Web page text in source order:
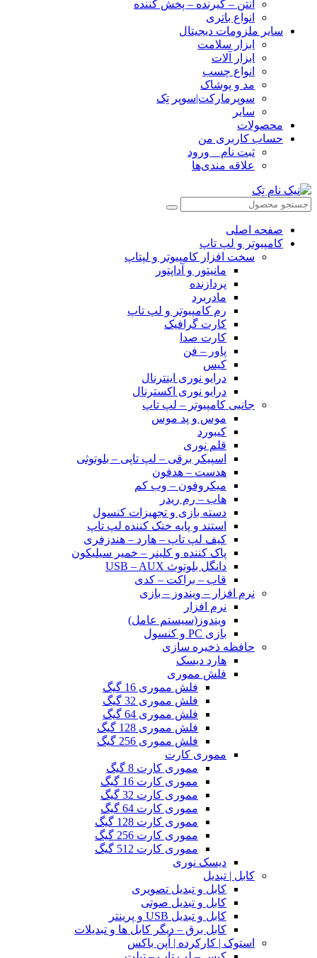
آنتن – گیرنده – پخش کننده
انواع باتری
سایر ملزومات دیجیتال
ابزار سلامت
ابزار آلات
انواع چسب
مد و پوشاک
سوپرمارکت|سوپر تِک
سایر
محصولات
حساب کاربری من
ثبت نام _ ورود
علاقه مندی‌ها
صفحه اصلی
کامپیوتر و‌‌‌‌‌ لپ تاپ
سخت افزار کامپیوتر و لپتاپ
مانیتور و آداپتور
پردازنده
مادربرد
رم کامپیوتر و لپ تاپ
کارت گرافیک
کارت صدا
پاور – فن
کیس
درایو نوری اینترنال
درایو نوری اکسترنال
جانبی کامپیوتر – لپ تاپ
موس و پد موس
کیبورد
قلم نوری
اسپیکر برقی – لپ تاپی – بلوتوثی
هدست – هدفون
میکروفون – وب کم
هاب – رم ریدر
دسته بازی و تجهیزات کنسول
استند و پایه خنک کننده لپ تاپ
کیف لپ تاپ – هارد – هندزفری
پاک کننده و کلینر – خمیر سیلیکون
دانگل بلوتوث USB – AUX
قاب – براکت – کدی
نرم افزار – ویندوز – بازی
نرم افزار
ویندوز(سیستم عامل)
بازی PC و کنسول
حافظه ذخیره سازی
هارد دیسک
فلش مموری
فلش مموری 16 گیگ
فلش مموری 32 گیگ
فلش مموری 64 گیگ
فلش مموری 128 گیگ
فلش مموری 256 گیگ
مموری کارت
مموری کارت 8 گیگ
مموری کارت 16 گیگ
مموری کارت 32 گیگ
مموری کارت 64 گیگ
مموری کارت 128 گیگ
مموری کارت 256 گیگ
مموری کارت 512 گیگ
دیسک نوری
کابل | تبدیل
کابل و تبدیل تصویری
کابل و تبدیل صوتی
کابل و تبدیل USB و پرینتر
کابل برق – دیگر کابل ها و تبدیلات
استوک | کارکرده | اُپن باکس